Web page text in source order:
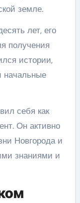
земле.
лет, его
получения
истории,
начальные
себя как
Он активно
Новгорода и
знаниями и